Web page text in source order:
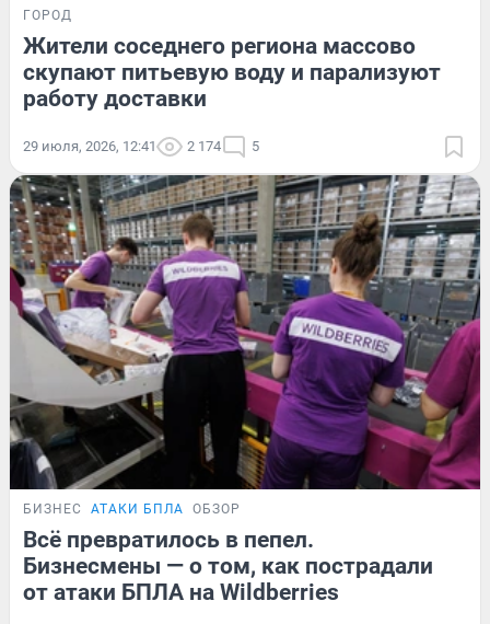
ГОРОД
Жители соседнего региона массово
скупают питьевую воду и парализуют
работу доставки
29 июля, 2026, 12:41 2 174 5
БИЗНЕС АТАКИ БПЛА ОБЗОР
Всё превратилось в пепел.
Бизнесмены — о том, как пострадали
от атаки БПЛА на Wildberries